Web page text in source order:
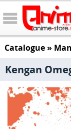
Catalogue»
Kengan